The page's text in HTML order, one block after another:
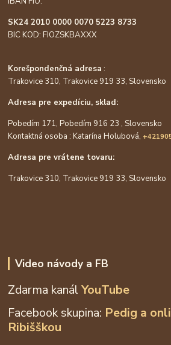
SK24 2010 0000 0070 5223 8733
BIC KOD: FIOZSKBAXXX
Korešpondenčná adresa :
Trakovice 310, Trakovice 919 33, Slovensko
Adresa pre expedíciu, sklad:
Pobedím 171, Pobedím 916 23 , Slovensko
Kontaktná osoba : Katarína Holubová,
Adresa pre vrátene tovaru:
Trakovice 310, Trakovice 919 33, Slovensko
Video návody a FB
Zdarma kanálYouTube
Facebook skupina: Pedig a
Ribišškou